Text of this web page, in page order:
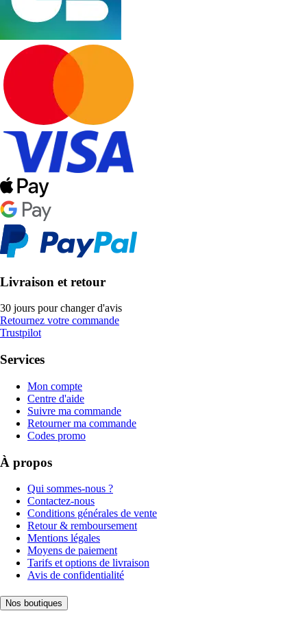
Livraison et retour
30 jours pour changer d'avis
Retournez votre commande
Trustpilot
Services
Mon compte
Centre d'aide
Suivre ma commande
Retourner ma commande
Codes promo
À propos
Qui sommes-nous ?
Contactez-nous
Conditions générales de vente
Retour & remboursement
Mentions légales
Moyens de paiement
Tarifs et options de livraison
Avis de confidentialité
Nos boutiques